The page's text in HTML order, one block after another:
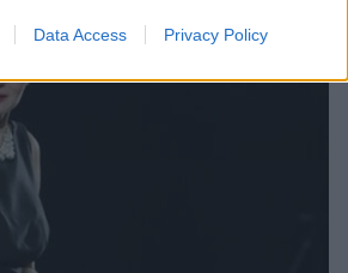
Data Access Privacy Policy